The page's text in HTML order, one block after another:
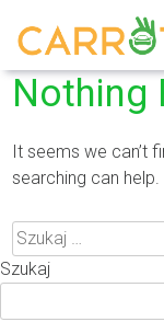
Nothing
It seems we can’t
searching can help.
Szukaj:
Szukaj